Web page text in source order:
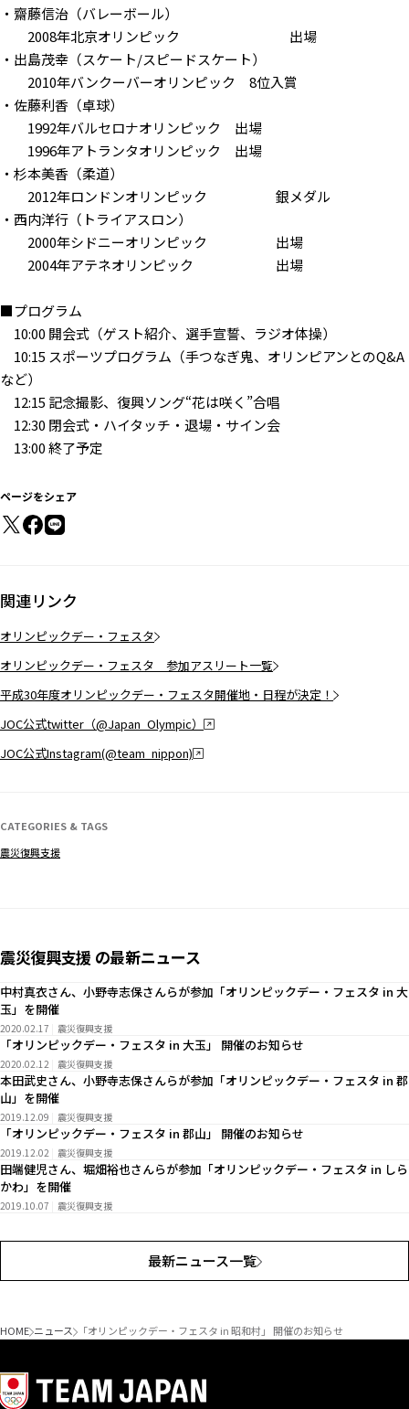
・齋藤信治（バレーボール）
2008年北京オリンピック 出場
・出島茂幸（スケート/スピードスケート）
2010年バンクーバーオリンピック 8位入賞
・佐藤利香（卓球）
1992年バルセロナオリンピック 出場
1996年アトランタオリンピック 出場
・杉本美香（柔道）
2012年ロンドンオリンピック 銀メダル
・西内洋行（トライアスロン）
2000年シドニーオリンピック 出場
2004年アテネオリンピック 出場
■プログラム
10:00 開会式（ゲスト紹介、選手宣誓、ラジオ体操）
10:15 スポーツプログラム（手つなぎ鬼、オリンピアンとのQ&A
など）
12:15 記念撮影、復興ソング“花は咲く”合唱
12:30 閉会式・ハイタッチ・退場・サイン会
13:00 終了予定
ページをシェア
関連リンク
オリンピックデー・フェスタ
オリンピックデー・フェスタ 参加アスリート一覧
平成30年度オリンピックデー・フェスタ開催地・日程が決定！
JOC公式twitter（@Japan_Olympic）
JOC公式Instagram(@team_nippon)
CATEGORIES & TAGS
震災復興支援
震災復興支援 の最新ニュース
中村真衣さん、小野寺志保さんらが参加「オリンピックデー・フェスタ in 大
玉」を開催
2020.02.17 震災復興支援
「オリンピックデー・フェスタ in 大玉」 開催のお知らせ
2020.02.12 震災復興支援
本田武史さん、小野寺志保さんらが参加「オリンピックデー・フェスタ in 郡
山」を開催
2019.12.09 震災復興支援
「オリンピックデー・フェスタ in 郡山」 開催のお知らせ
2019.12.02 震災復興支援
田端健児さん、堀畑裕也さんらが参加「オリンピックデー・フェスタ in しら
かわ」を開催
2019.10.07 震災復興支援
最新ニュース一覧
HOME ニュース 「オリンピックデー・フェスタ in 昭和村」 開催のお知らせ